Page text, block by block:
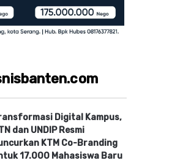
Digital Kampus,
dan UNDIP Resmi
KTM Co-Branding
17.000 Mahasiswa Baru